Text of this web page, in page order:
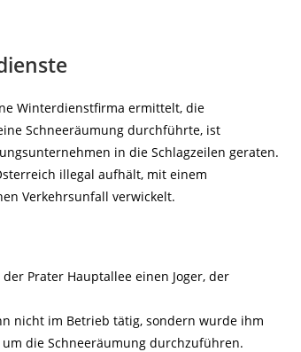
Winterdienstfirma ermittelt, die
Schneeräumung durchführte, ist
in die Schlagzeilen geraten.
illegal aufhält, mit einem
Verkehrsunfall verwickelt.
Prater Hauptallee einen Joger, der
nicht im Betrieb tätig, sondern wurde ihm
die Schneeräumung durchzuführen.